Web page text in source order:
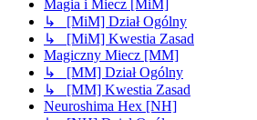
Magia i Miecz [MiM]
↳ [MiM] Dział Ogólny
↳ [MiM] Kwestia Zasad
Magiczny Miecz [MM]
↳ [MM] Dział Ogólny
↳ [MM] Kwestia Zasad
Neuroshima Hex [NH]